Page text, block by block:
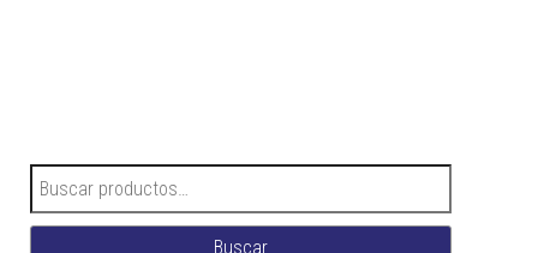
Buscar por:
Buscar